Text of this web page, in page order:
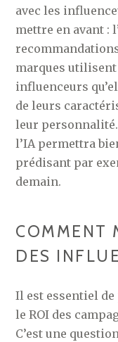
avec les
mettre en avant :
marques
influenceurs
de leurs
leur
l’IA permettra
prédisant par
demain.
COMMENT
DES
Il est essentiel de
le ROI des
C’est une